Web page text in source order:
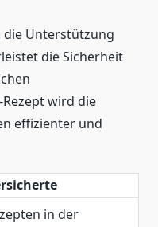
die Unterstützung
die Sicherheit
wird die
effizienter und
in der